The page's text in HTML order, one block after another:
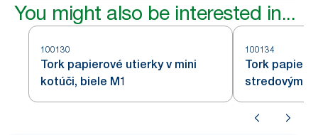
You might also be interested in...
100130
Tork papierové utierky v mini
kotúči, biele M1
100134
Tork
stredovým